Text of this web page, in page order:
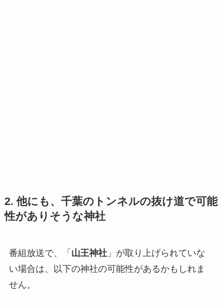
2. 他にも、千葉のトンネルの抜け道で可能
性がありそうな神社
番組放送で、「 山王神社」が取り上げられていな
い場合は、以下の神社の可能性があるかもしれま
せん。